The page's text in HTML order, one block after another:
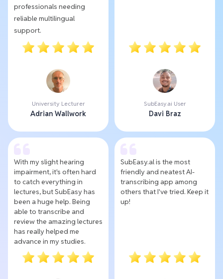
professionals needing
reliable multilingual
support.
University Lecturer
Adrian Wallwork
SubEasy.ai User
Davi Braz
With my slight hearing
impairment, it's often hard
to catch everything in
lectures, but SubEasy has
been a huge help. Being
able to transcribe and
review the amazing lectures
has really helped me
advance in my studies.
SubEasy.al is the most
friendly and neatest AI-
transcribing app among
others that I've tried. Keep it
up!